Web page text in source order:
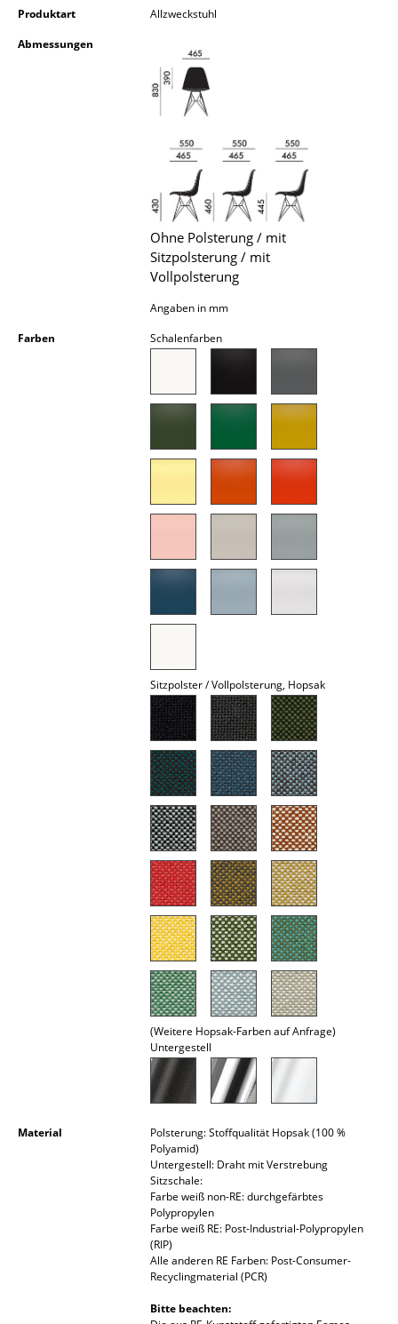
Bodenleuchten
Outdoor-Leuchten
Nachttische & Bettzubehör
Aufbewahrungsboxen
... alle Accessoires
Kinderzimmer
Produktart
Allzweckstuhl
Abmessungen
Ohne Polsterung / mit
Sitzpolsterung / mit
Vollpolsterung
Angaben in mm
Farben Schalenfarben
Sitzpolster / Vollpolsterung, Hopsak
(Weitere Hopsak-Farben auf Anfrage)
Untergestell
Material
Polsterung: Stoffqualität Hopsak (100 %
Polyamid)
Untergestell: Draht mit Verstrebung
Sitzschale:
Farbe weiß non-RE: durchgefärbtes
Polypropylen
Farbe weiß RE: Post-Industrial-Polypropylen
(RIP)
Alle anderen RE Farben: Post-Consumer-
Recyclingmaterial (PCR)
Bitte beachten: